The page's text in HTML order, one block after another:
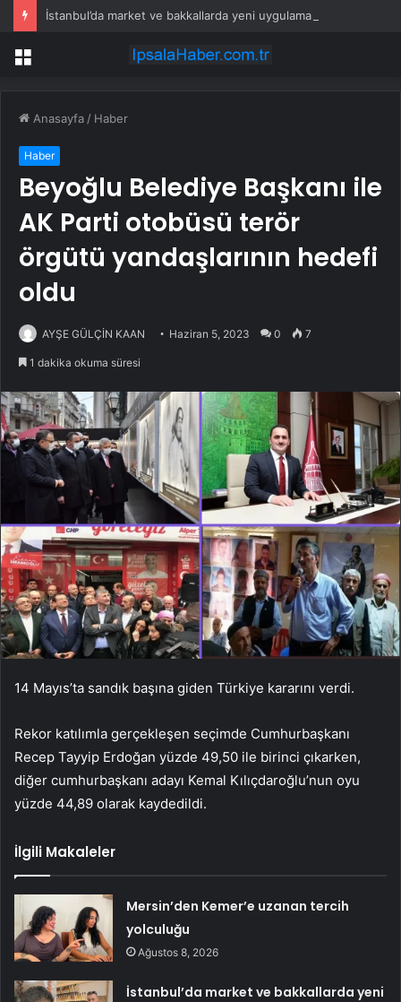
Menü
Anasayfa / Haber
Haber
Beyoğlu Belediye Başkanı ile
AK Parti otobüsü terör
örgütü yandaşlarının hedefi
oldu
AYŞE GÜLÇİN KAAN Haziran 5, 2023 0 7
1 dakika okuma süresi
14 Mayıs’ta sandık başına giden Türkiye kararını verdi.
Rekor katılımla gerçekleşen seçimde Cumhurbaşkanı
Recep Tayyip Erdoğan yüzde 49,50 ile birinci çıkarken,
diğer cumhurbaşkanı adayı Kemal Kılıçdaroğlu’nun oyu
yüzde 44,89 olarak kaydedildi.
İlgili Makaleler
Mersin’den Kemer’e uzanan tercih
yolculuğu
Ağustos 8, 2026
İstanbul’da market ve bakkallarda yeni